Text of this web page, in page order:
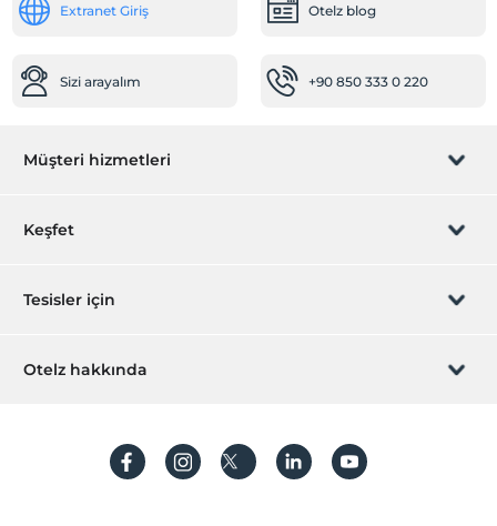
Extranet Giriş Otelz blog
Sizi arayalım +90 850 333 0 220
Müşteri hizmetleri
Rezervasyon yönet
Sıkça sorulan sorular
Keşfet
Hediye Kart
Hesap oluştur
Tesisler için
Hemen tesisinizi ekleyin
Otelz hakkında